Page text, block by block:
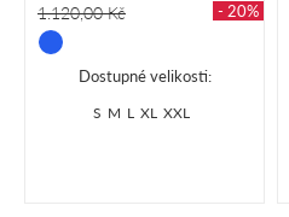
1.120,00 Kč - 20%
Dostupné velikosti:
S M L XL XXL